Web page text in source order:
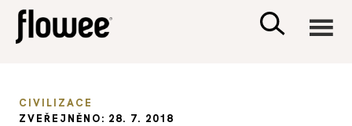
CIVILIZACE
ZVEŘEJNĚNO: 28. 7. 2018